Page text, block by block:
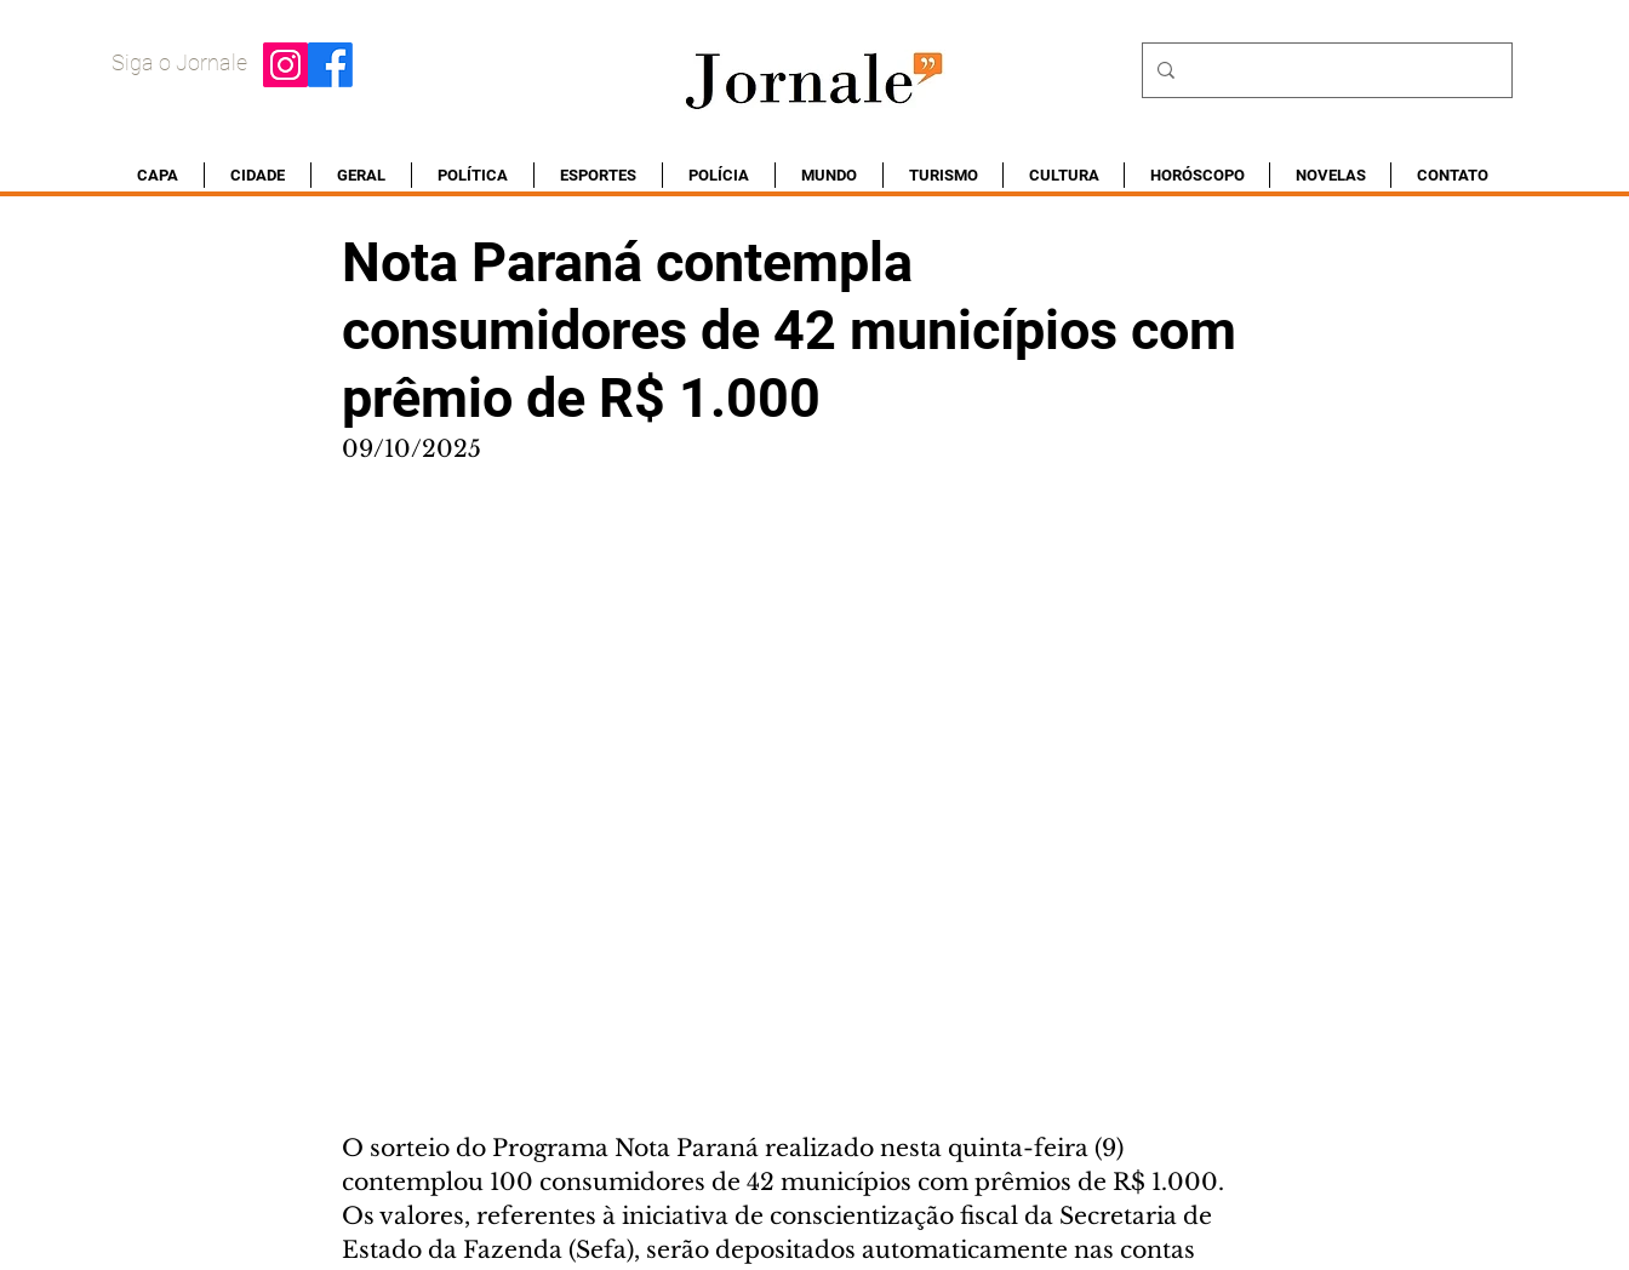
Siga o Jornale
CAPA CIDADE GERAL POLÍTICA ESPORTES POLÍCIA MUNDO TURISMO CULTURA HORÓSCOPO NOVELAS CONTATO
Nota Paraná contempla
consumidores de 42 municípios com
prêmio de R$ 1.000
09/10/2025
O sorteio do Programa Nota Paraná realizado nesta quinta-feira (9)
contemplou 100 consumidores de 42 municípios com prêmios de R$ 1.000.
Os valores, referentes à iniciativa de conscientização fiscal da Secretaria de
Estado da Fazenda (Sefa), serão depositados automaticamente nas contas